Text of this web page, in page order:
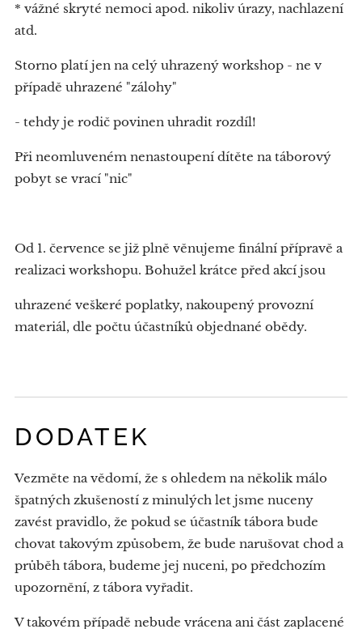
* vážné skryté nemoci apod. nikoliv úrazy, nachlazení
atd.
Storno platí jen na celý uhrazený workshop - ne v
případě uhrazené "zálohy"
- tehdy je rodič povinen uhradit rozdíl!
Při neomluveném nenastoupení dítěte na táborový
pobyt se vrací "nic"
Od 1. července se již plně věnujeme finální přípravě a
realizaci workshopu. Bohužel krátce před akcí jsou
uhrazené veškeré poplatky, nakoupený provozní
materiál, dle počtu účastníků objednané obědy.
DODATEK
Vezměte na vědomí, že s ohledem na několik málo
špatných zkušeností z minulých let jsme nuceny
zavést pravidlo, že pokud se účastník tábora bude
chovat takovým způsobem, že bude narušovat chod a
průběh tábora, budeme jej nuceni, po předchozím
upozornění, z tábora vyřadit.
V takovém případě nebude vrácena ani část zaplacené